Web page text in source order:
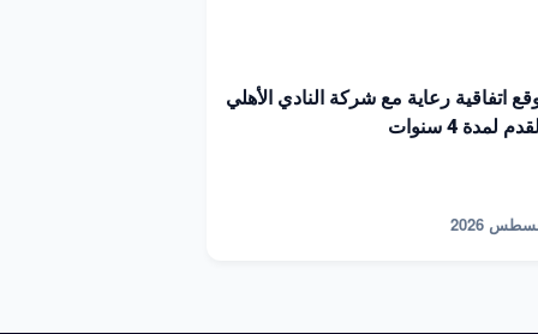
توقع اتفاقية رعاية مع شركة النادي الأهلي
لمدة 4 سنوات